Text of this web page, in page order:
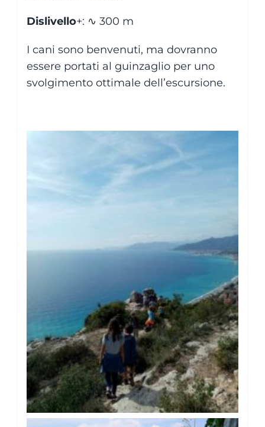
Dislivello+: ∿ 300 m
I cani sono benvenuti, ma dovranno
essere portati al guinzaglio per uno
svolgimento ottimale dell’escursione.